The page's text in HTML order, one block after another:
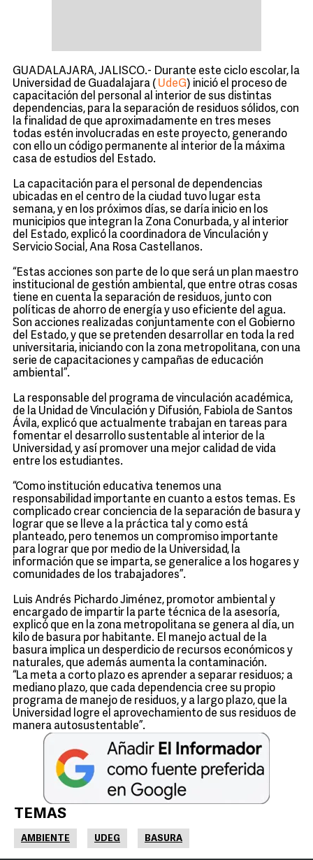
GUADALAJARA, JALISCO.- Durante este ciclo escolar, la
Universidad de Guadalajara ( UdeG) inició el proceso de
capacitación del personal al interior de sus distintas
dependencias, para la separación de residuos sólidos, con
la finalidad de que aproximadamente en tres meses
todas estén involucradas en este proyecto, generando
con ello un código permanente al interior de la máxima
casa de estudios del Estado.
La capacitación para el personal de dependencias
ubicadas en el centro de la ciudad tuvo lugar esta
semana, y en los próximos días, se daría inicio en los
municipios que integran la Zona Conurbada, y al interior
del Estado, explicó la coordinadora de Vinculación y
Servicio Social, Ana Rosa Castellanos.
“Estas acciones son parte de lo que será un plan maestro
institucional de gestión ambiental, que entre otras cosas
tiene en cuenta la separación de residuos, junto con
políticas de ahorro de energía y uso eficiente del agua.
Son acciones realizadas conjuntamente con el Gobierno
del Estado, y que se pretenden desarrollar en toda la red
universitaria, iniciando con la zona metropolitana, con una
serie de capacitaciones y campañas de educación
ambiental”.
La responsable del programa de vinculación académica,
de la Unidad de Vinculación y Difusión, Fabiola de Santos
Ávila, explicó que actualmente trabajan en tareas para
fomentar el desarrollo sustentable al interior de la
Universidad, y así promover una mejor calidad de vida
entre los estudiantes.
“Como institución educativa tenemos una
responsabilidad importante en cuanto a estos temas. Es
complicado crear conciencia de la separación de basura y
lograr que se lleve a la práctica tal y como está
planteado, pero tenemos un compromiso importante
para lograr que por medio de la Universidad, la
información que se imparta, se generalice a los hogares y
comunidades de los trabajadores”.
Luis Andrés Pichardo Jiménez, promotor ambiental y
encargado de impartir la parte técnica de la asesoría,
explicó que en la zona metropolitana se genera al día, un
kilo de basura por habitante. El manejo actual de la
basura implica un desperdicio de recursos económicos y
naturales, que además aumenta la contaminación.
“La meta a corto plazo es aprender a separar residuos; a
mediano plazo, que cada dependencia cree su propio
programa de manejo de residuos, y a largo plazo, que la
Universidad logre el aprovechamiento de sus residuos de
manera autosustentable”.
TEMAS
AMBIENTE UDEG BASURA